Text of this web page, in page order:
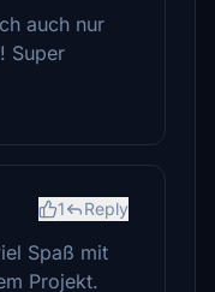
auch nur
Super
1 Reply
Spaß mit
Projekt.